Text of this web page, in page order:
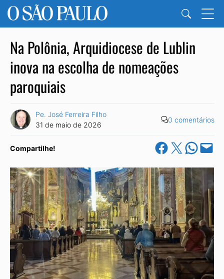
Na Polônia, Arquidiocese de Lublin
inova na escolha de nomeações
paroquiais
Pe. José Ferreira Filho
31 de maio de 2026
0 comentários
Compartilhe! Share on Facebook
Share on X Share on
Email this